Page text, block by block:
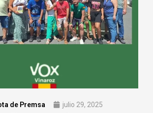
de Premsa
julio 29, 2025